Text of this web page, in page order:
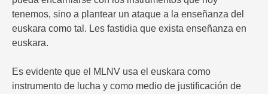
tenemos, sino a plantear un ataque a la enseñanza del
euskara como tal. Les fastidia que exista enseñanza en
euskara.
Es evidente que el MLNV usa el euskara como
instrumento de lucha y como medio de justificación de